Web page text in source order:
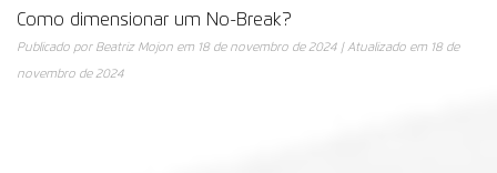
Como dimensionar um No-Break?
Publicado por Beatriz Mojon em 18 de novembro de 2024 | Atualizado em 18 de
novembro de 2024